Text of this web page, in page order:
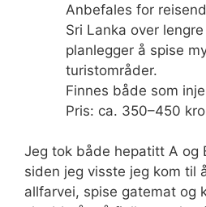
Anbefales for
Sri Lanka over
planlegger å spise
turistområder.
Finnes både som
Pris: ca. 350–450
Jeg tok både hepatitt A og
siden jeg visste jeg kom til
allfarvei, spise gatemat og